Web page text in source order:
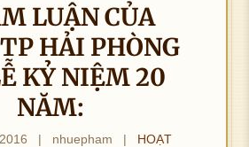
LUẬN CỦA
HẢI PHÒNG
KỶ NIỆM 20
NĂM:
| nhuepham |
HOẠT